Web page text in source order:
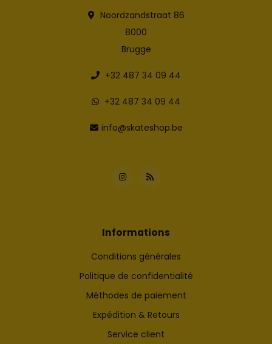
Noordzandstraat 86
8000
Brugge
+32 487 34 09 44
+32 487 34 09 44
info@skateshop.be
Informations
Conditions générales
Politique de confidentialité
Méthodes de paiement
Expédition & Retours
Service client